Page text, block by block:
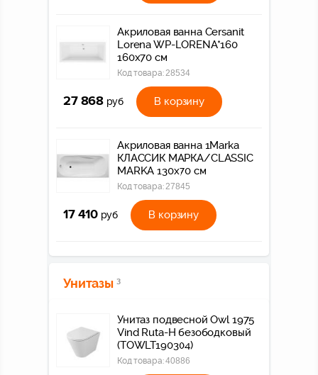
Акриловая ванна Cersanit
Lorena WP-LORENA*160
160x70 см
Код товара:28534
27 868 руб В корзину
Акриловая ванна 1Marka
КЛАССИК МАРКА/CLASSIC
MARKA 130х70 см
Код товара:27845
17 410 руб В корзину
Унитазы 3
Унитаз подвесной Owl 1975
Vind Ruta-H безободковый
(TOWLT190304)
Код товара:40886